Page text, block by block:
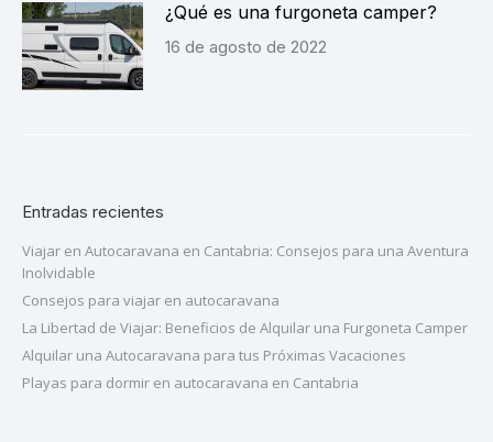
¿Qué es una furgoneta camper?
16 de agosto de 2022
Entradas recientes
Viajar en Autocaravana en Cantabria: Consejos para una Aventura
Inolvidable
Consejos para viajar en autocaravana
La Libertad de Viajar: Beneficios de Alquilar una Furgoneta Camper
Alquilar una Autocaravana para tus Próximas Vacaciones
Playas para dormir en autocaravana en Cantabria